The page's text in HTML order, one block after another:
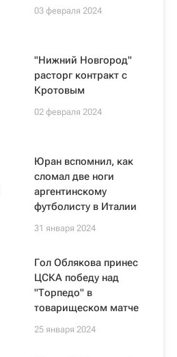
03 февраля 2024
"Нижний Новгород"
расторг контракт с
Кротовым
02 февраля 2024
Юран вспомнил, как
сломал две ноги
аргентинскому
футболисту в Италии
31 января 2024
Гол Облякова принес
ЦСКА победу над
"Торпедо" в
товарищеском матче
25 января 2024